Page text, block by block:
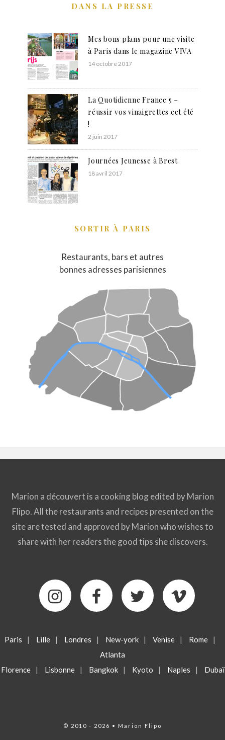
DANS LA PRESSE
Mes bons plans pour une visite
à Paris dans le magazine VIVA
14 octobre 2017
La Quotidienne France 5 –
réussir vos vinaigrettes cet été
!
2 juin 2017
Journées Jeunesse à Brest
18 avril 2017
SORTIR À PARIS
Restaurants, bars et autres
bonnes adresses parisiennes
Marion a découvert is a cooking blog edited by Marion
Flipo. All the restaurants and recipes presented on the
site are tested and approved by Marion who wishes to
share with her readers the good tips she discovers.
Paris | Lille | Londres | New-york | Venise | Rome
|
Atlanta
Florence
| Lisbonne | Bangkok | Kyoto | Naples | Dubaï
© 2010 - 2026 • Marion Flipo